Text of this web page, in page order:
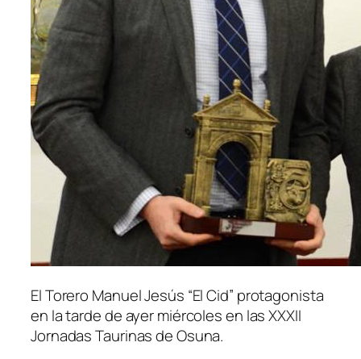
El Torero Manuel Jesús “El Cid” protagonista
en la tarde de ayer miércoles en las XXXII
Jornadas Taurinas de Osuna.